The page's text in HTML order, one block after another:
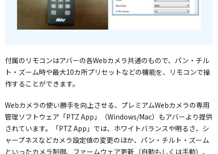
付属のリモコンはアバーの各Webカメラ共通のもので、パン・チル
ト・ズーム時や最大10カ所プリセットなどの機能を、リモコンで操
作することができます。
Webカメラの使い勝手を向上させる、プレミアムWebカメラの専用
管理ソフトウェア「PTZ App」（Windows/Mac）もアバーより提供
されています。「PTZ App」では、ホワイトバランスや明るさ、シ
ャープネスなどカメラ設定値の変更のほか、パン・チルト・ズーム
といったカメラ制御、ファームウェア更新（自動もしくは手動）、